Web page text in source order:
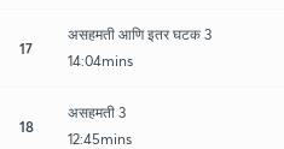
17
असहमती आणि इतर घटक 3
14:04mins
18
असहमती 3
12:45mins